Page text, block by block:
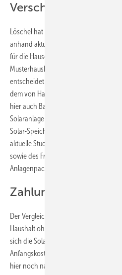
Verschiedene
Löschel hat sich drei verschiedene
anhand aktueller Kosten für
für die Hauseigentümer
Musterhaushalt zugrunde gelegt, der
entscheidet. Das Kosten-Nutzen-
dem von Haushalten mit Solaranlagen
hier auch Batteriespeicher mit
Solaranlage hat er wiederum geteilt in
Solar-Speicher-Kombination. Für die
aktuelle Studien der Hochschule für
sowie des Fraunhofer ISE
Anlagenpacht basieren wiederum auf
Zahlungsströme
Der Vergleich der Zahlungsströme
Haushalt ohne Solaranlage
sich die Solaranlage und den Speicher
Anfangskosten. Danach liegen die
hier noch nach etwa 13 bis 15 Jahren